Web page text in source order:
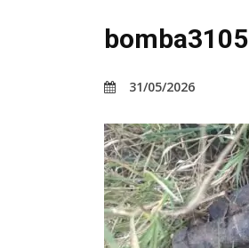
bomba3105
31/05/2026